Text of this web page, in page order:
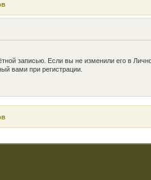
записью. Если вы не изменили его в
вами при регистрации.